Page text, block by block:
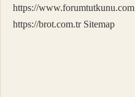
https://www.forumtutkunu.com
https://brot.com.tr Sitemap